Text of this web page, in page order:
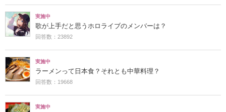
実施中
歌が上手だと思うホロライブのメンバーは？
回答数：23892
実施中
ラーメンって日本食？それとも中華料理？
回答数：19668
実施中